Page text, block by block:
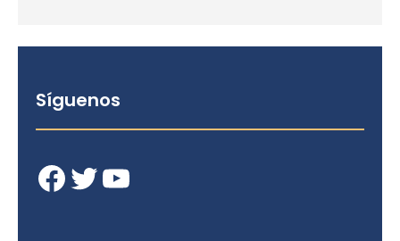
Síguenos
Facebook Twitter YouTube